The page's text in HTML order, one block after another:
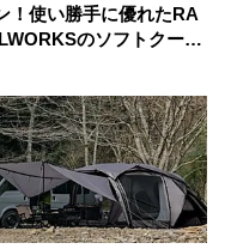
！使い勝手に優れたRA
のソフトクー